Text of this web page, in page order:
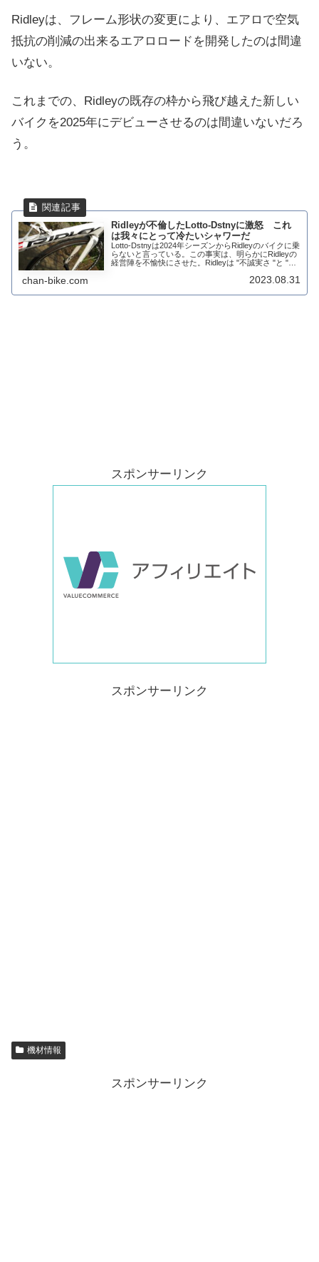
Ridleyは、フレーム形状の変更により、エアロで空気
抵抗の削減の出来るエアロロードを開発したのは間違
いない。
これまでの、Ridleyの既存の枠から飛び越えた新しい
バイクを2025年にデビューさせるのは間違いないだろ
う。
Ridleyが不倫したLotto-Dstnyに激怒 これ
は我々にとって冷たいシャワーだ
Lotto-Dstnyは2024年シーズンからRidleyのバイクに乗
らないと言っている。この事実は、明らかにRidleyの
経営陣を不愉快にさせた。Ridleyは "不誠実さ "と "イ
chan-bike.com 2023.08.31
スポンサーリンク
スポンサーリンク
機材情報
スポンサーリンク